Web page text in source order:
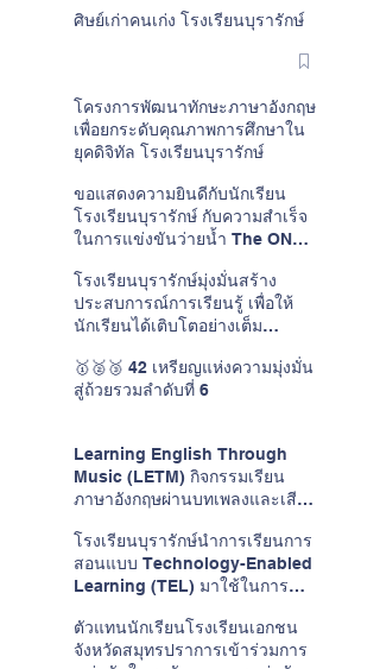
ศิษย์เก่าคนเก่ง โรงเรียนบุรารักษ์
โครงการพัฒนาทักษะภาษาอังกฤษ
เพื่อยกระดับคุณภาพการศึกษาใน
ยุคดิจิทัล โรงเรียนบุรารักษ์
ขอแสดงความยินดีกับนักเรียน
โรงเรียนบุรารักษ์ กับความสำเร็จ
ในการแข่งขันว่ายน้ำ The ONE
โรงเรียนบุรารักษ์มุ่งมั่นสร้าง
ประสบการณ์การเรียนรู้ เพื่อให้
นักเรียนได้เติบโตอย่างเต็ม
🥇🥈🥉 42 เหรียญแห่งความมุ่งมั่น
สู่ถ้วยรวมลำดับที่ 6
Learning English Through
Music (LETM) กิจกรรมเรียน
ภาษาอังกฤษผ่านบทเพลงและเสียง
โรงเรียนบุรารักษ์นำการเรียนการ
สอนแบบ Technology-Enabled
Learning (TEL) มาใช้ในการ
อังกฤษ
ตัวแทนนักเรียนโรงเรียนเอกชน
จังหวัดสมุทรปราการเข้าร่วมการ